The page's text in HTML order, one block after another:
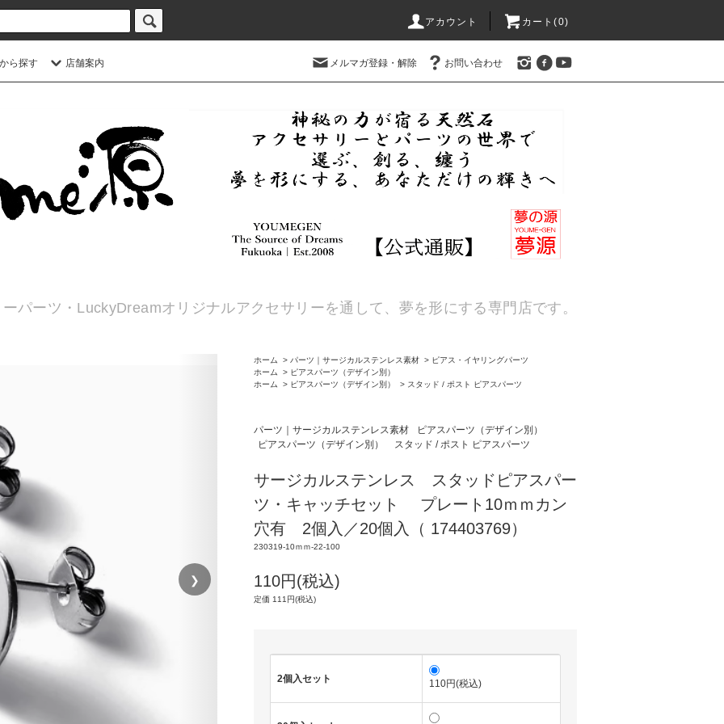
アカウント カート(0)
ら探す 店舗案内 メルマガ登録・解除 お問い合わせ
パーツ・LuckyDreamオリジナルアクセサリーを通して、夢を形にする専門店です。
❯
ホーム > パーツ｜サージカルステンレス素材 > ピアス・イヤリングパーツ
ホーム
> ピアスパーツ（デザイン別）
ホーム
> ピアスパーツ（デザイン別） > スタッド / ポスト ピアスパーツ
パーツ｜サージカルステンレス素材
ピアスパーツ（デザイン別）
ピアスパーツ（デザイン別）
スタッド / ポスト ピアスパーツ
サージカルステンレス スタッドピアスパー
ツ・キャッチセット プレート10ｍｍカン
穴有 2個入／20個入（ 174403769）
230319-10ｍｍ-22-100
110円(税込)
定価 111円(税込)
2個入セット 110円(税込)